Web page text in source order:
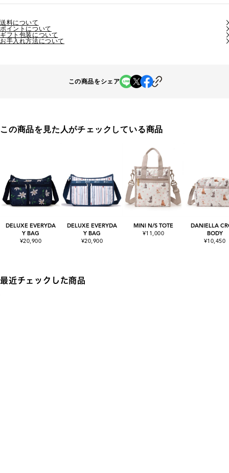
送料について
ポイントについて
ギフト包装について
お手入れ方法について
この商品をシェア
この商品を見た人がチェックしている商品
DELUXE EVERYDA
Y BAG
¥20,900
DELUXE EVERYDA
Y BAG
¥20,900
MINI N/S TOTE
¥11,000
DANIELLA
BODY
¥10,450
最近チェックした商品